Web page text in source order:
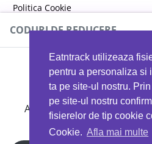
Eatntrack utilizeaza
pentru a personaliza si
ta pe site-ul nostru.
pe site-ul nostru
fisierelor de tip cookie
Cookie. Afla mai multe
Politica Cookie
Politica de confidențialitate
CODURI DE REDUCERE
Ai 40%reducere la orice